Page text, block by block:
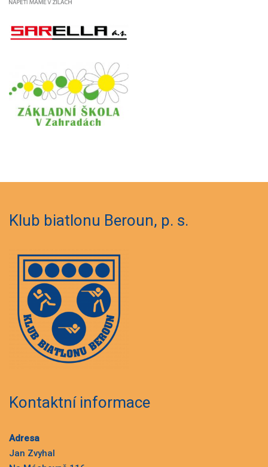
Klub biatlonu Beroun, p. s.
Kontaktní informace
Adresa
Jan Zvyhal